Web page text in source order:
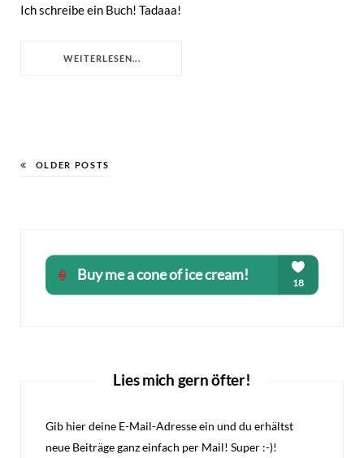
Ich schreibe ein Buch! Tadaaa!
WEITERLESEN...
OLDER POSTS
Lies mich gern öfter!
Gib hier deine E-Mail-Adresse ein und du erhältst
neue Beiträge ganz einfach per Mail! Super :-)!